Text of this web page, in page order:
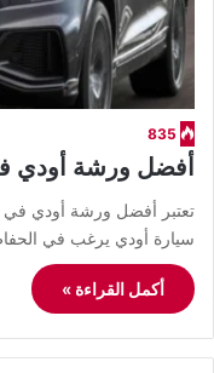
835
أفضل ورشة أودي
​تعتبر أفضل ورشة أودي في
سيارة أودي يرغب في
أكمل القراءة »